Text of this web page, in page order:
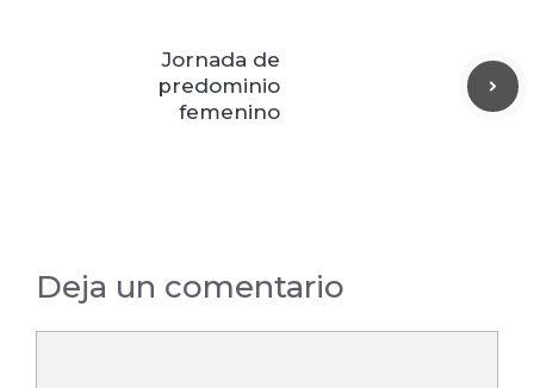
Jornada de
predominio
femenino
Deja un comentario